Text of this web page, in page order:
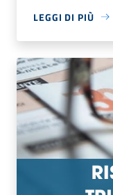
LEGGI DI PIÙ